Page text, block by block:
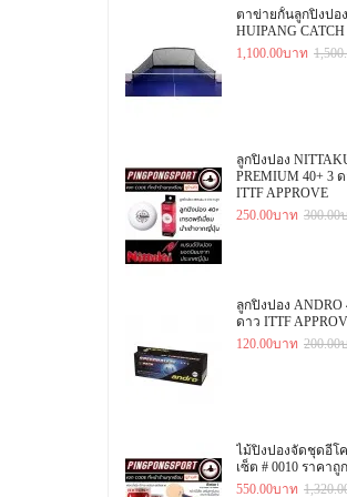
ตาข่ายกั้นลูกปิงปอง
HUIPANG CATCH
1,100.00บาท
ลูกปิงปอง
PREMIUM 40+ 3
ITTF APPROVE
250.00บาท 300.00
ลูกปิงปอง ANDRO
ดาว ITTF
120.00บาท 200.00
ไม้ปิงปองจัดชุดอีโ
เซ็ต # 0010 ราคาถู
550.00บาท